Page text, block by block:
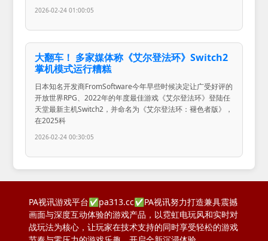
2026-02-24 01:00:05
大翻车！ 多家媒体称《艾尔登法环》Switch2
掌机模式运行糟糕
日本知名开发商FromSoftware今年早些时候决定让广受好评的
开放世界RPG、2022年的年度最佳游戏《艾尔登法环》登陆任
天堂最新主机Switch2，并命名为《艾尔登法环：褪色者版》，
在2025科
2026-02-24 00:30:05
PA视讯游戏平台✅pa313.cc✅PA视讯努力打造兼具震撼
画面与深度互动体验的游戏产品，以霓虹电玩风和实时对
战玩法为核心，让玩家在技术支持的同时享受轻松的游戏